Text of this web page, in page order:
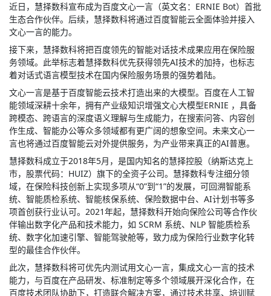
近日，慧择数科宣布成为百度文心一言（英文名：ERNIE Bot）首批
生态合作伙伴。后续，慧择数科将通过百度智能云全面体验并接入
文心一言的能力。
接下来，慧择数科将把百度领先的智能对话技术成果应用在保险服
务领域。此举标志着慧择数科优先获得领先AI技术的加持，也标志
着对话式语言模型技术在国内保险服务场景的强势着陆。
文心一言是基于百度智能云技术打造出来的大模型。百度在人工智
能领域深耕十余年，拥有产业级知识增强文心大模型ERNIE ，具备
跨模态、跨语言的深度语义理解与生成能力，在搜索问答、内容创
作生成、智能办公等众多领域都有更广阔的想象空间。未来文心一
言也将通过百度智能云对外提供服务，为产业带来真正的AI普惠。
慧择数科成立于2018年5月，是国内知名的慧择控股（纳斯达克上
市，股票代码：HUIZ）旗下的全资子公司。慧择数科专注细分领
域，在保险科技创新上实现多项从“0”到“1”的发展，可回溯智能系
统、智能质检系统、智能核保系统、保险数据中台、AI计划书等多
项首创获行业认可。2021年起，慧择数科开始向保险公司等合作伙
伴输出数字化产品和技术能力，如 SCRM 系统、NLP 智能质检系
统、数字化加速引擎、智能驾驶舱等，致力成为保险行业数字化转
型的最佳合作伙伴。
此次，慧择数科将可优先内测试用文心一言，集成文心一言的技术
能力，与百度在产品研发、标准制定等多个领域展开深化合作，在
百度技术团队协助下，打造联合解决方案，通过技术共享、培训赋